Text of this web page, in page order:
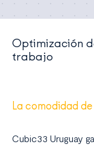
Optimización
trabajo
La comodidad
Cubic33 Uruguay